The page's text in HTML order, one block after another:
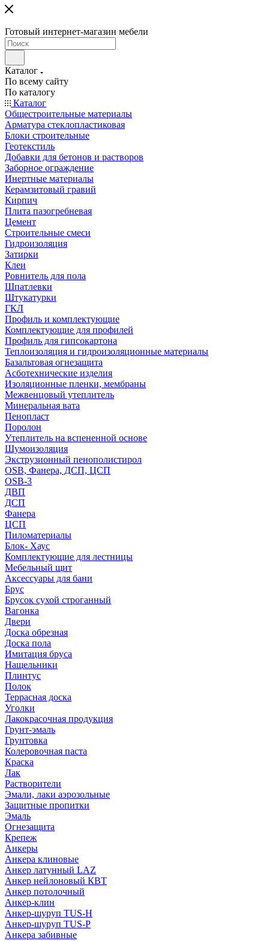
Готовый интернет-магазин мебели
Каталог
По всему сайту
По каталогу
Каталог
Общестроительные материалы
Арматура стеклопластиковая
Блоки строительные
Геотекстиль
Добавки для бетонов и растворов
Заборное ограждение
Инертные материалы
Керамзитовый гравий
Кирпич
Плита пазогребневая
Цемент
Строительные смеси
Гидроизоляция
Затирки
Клеи
Ровнитель для пола
Шпатлевки
Штукатурки
ГКЛ
Профиль и комплектующие
Комплектующие для профилей
Профиль для гипсокартона
Теплоизоляция и гидроизоляционные материалы
Базальтовая огнезащита
Асботехнические изделия
Изоляционные пленки, мембраны
Межвенцовый утеплитель
Минеральная вата
Пенопласт
Поролон
Утеплитель на вспененной основе
Шумоизоляция
Экструзионный пенополистирол
OSB, Фанера, ДСП, ЦСП
OSB-3
ДВП
ДСП
Фанера
ЦСП
Пиломатериалы
Блок- Хаус
Комплектующие для лестницы
Мебельный щит
Аксессуары для бани
Брус
Брусок сухой строганный
Вагонка
Двери
Доска обрезная
Доска пола
Имитация бруса
Нащельники
Плинтус
Полок
Террасная доска
Уголки
Лакокрасочная продукция
Грунт-эмаль
Грунтовка
Колеровочная паста
Краска
Лак
Растворители
Эмали, лаки аэрозольные
Защитные пропитки
Эмаль
Огнезащита
Крепеж
Анкеры
Анкера клиновые
Анкер латунный LAZ
Анкер нейлоновый КВТ
Анкер потолочный
Анкер-клин
Анкер-шуруп TUS-H
Анкер-шуруп TUS-P
Анкера забивные